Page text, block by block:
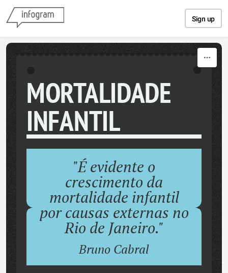
Sign up
MORTALIDADE
INFANTIL
"É evidente o
crescimento da
mortalidade infantil
por causas externas no
Rio de Janeiro."
Bruno Cabral